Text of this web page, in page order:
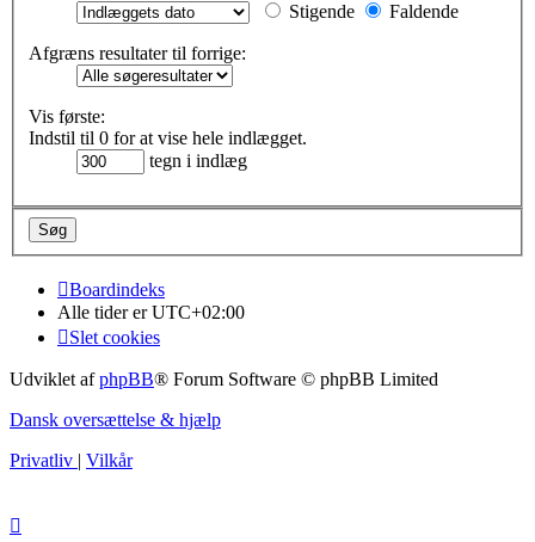
Stigende
Faldende
Afgræns resultater til forrige:
Vis første:
Indstil til 0 for at vise hele indlægget.
tegn i indlæg
Boardindeks
Alle tider erUTC+02:00
Slet cookies
Udviklet afphpBB® Forum Software © phpBB Limited
Dansk oversættelse & hjælp
Privatliv | Vilkår